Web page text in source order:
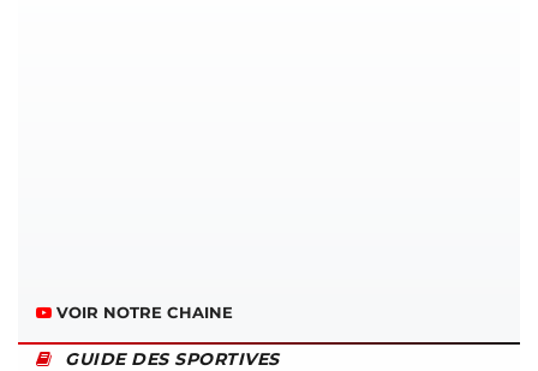
VOIR NOTRE CHAINE
GUIDE DES SPORTIVES